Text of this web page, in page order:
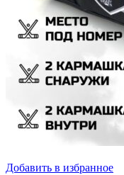
Добавить в избранное